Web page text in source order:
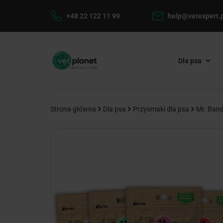
+48 22 122 11 99
Dla psa
Strona główna Dla psa Przysmaki dla psa Mr.